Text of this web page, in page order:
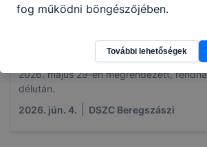
Garantáltan emlékezetes marad a 11.b
2026. május 29-én megrendezett,
délután.
2026. jún. 4.
DSZC Beregszászi
fog működni böngészőjében.
További lehetőségek